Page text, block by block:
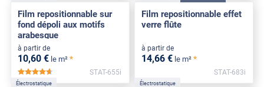
Film repositionnable sur
fond dépoli aux motifs
arabesque
à partir de
10,60 € le m² *
*****
STAT-655i
Film repositionnable effet
verre flûte
à partir de
14,66 € le m² *
STAT-683i
Électrostatique Électrostatique